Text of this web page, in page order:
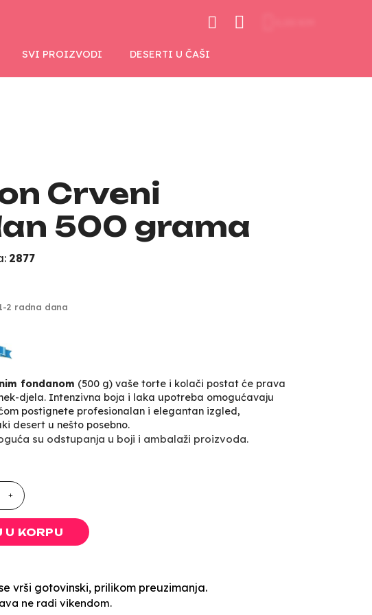
SVI PROIZVODI DESERTI U ČAŠI
Crveni
500 grama
2877
2 radna dana
fondanom (500 g) vaše torte i kolači postat će prava
djela. Intenzivna boja i laka upotreba omogućavaju
postignete profesionalan i elegantan izgled,
desert u nešto posebno.
su odstupanja u boji i ambalaži proizvoda.
U KORPU
vrši gotovinski, prilikom preuzimanja.
ne radi vikendom.